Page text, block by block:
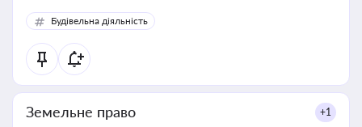
Будівельна діяльність
Земельне право +1